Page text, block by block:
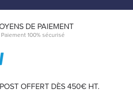
DE PAIEMENT
Paiement 100% sécurisé
OFFERT DÈS 450€ HT.